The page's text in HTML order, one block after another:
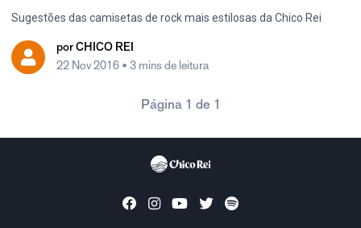
Sugestões das camisetas de rock mais estilosas da Chico Rei
por CHICO REI
22 Nov 2016 • 3 mins de leitura
Página 1 de 1